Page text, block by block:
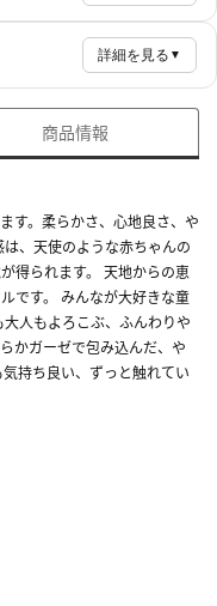
詳細を見る ▼
商品情報
す。柔らかさ、心地良さ、や
、天使のような赤ちゃんの
得られます。 天地からの恵
です。 みんなが大好きな童
人もよろこぶ、ふんわりや
かガーゼで包み込んだ、や
持ち良い、ずっと触れてい